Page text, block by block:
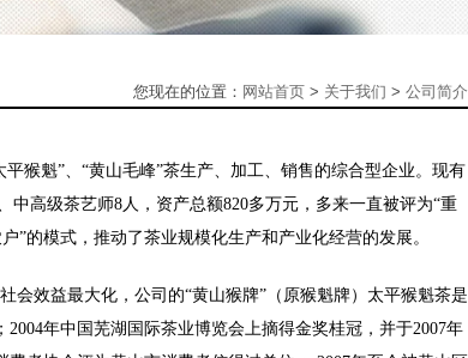
您现在的位置： 网站首页 > 关于我们 > 公司简介
魁”、“黄山毛峰”茶生产、加工、销售的综合型企业。现有
中高级茶艺师8人，资产总额820多万元，多来一直被评为“重
”的模式，推动了茶业规模化生产和产业化经营的发展。
效益最大化，公司的“黄山猴牌”（原猴魁牌）太平猴魁茶是
2004年中国芜湖国际茶业博览会上摘得金奖桂冠，并于2007年